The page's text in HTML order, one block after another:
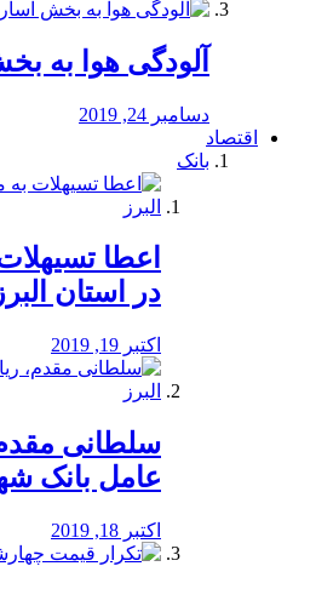
آلودگی هوا به
دسامبر 24, 2019
اقتصاد
بانک
️اعطا
در استان البرز
اکتبر 19, 2019
سلطانی
عامل بانک
اکتبر 18, 2019